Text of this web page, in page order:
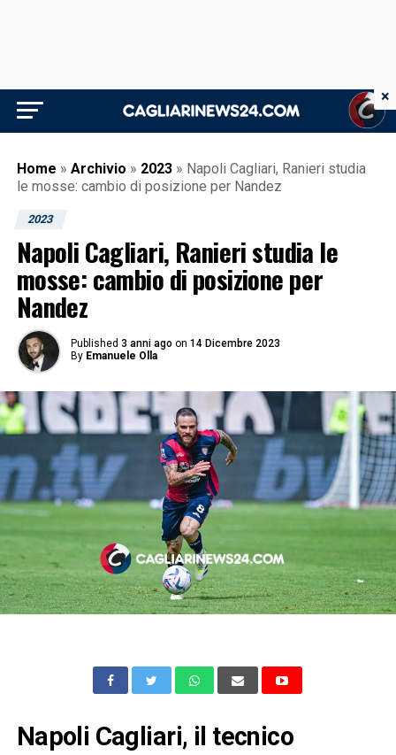
Home » Archivio » 2023 » Napoli Cagliari, Ranieri studia
le mosse: cambio di posizione per Nandez
2023
Napoli Cagliari, Ranieri studia le
mosse: cambio di posizione per
Nandez
Published 3 anni ago on 14 Dicembre 2023
By Emanuele Olla
Napoli Cagliari, il tecnico
×